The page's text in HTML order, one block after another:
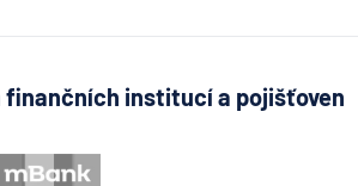
finančních institucí a pojišťoven